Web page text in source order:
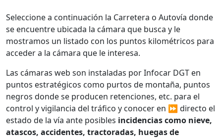
Seleccione a continuación la Carretera o Autovía donde
se encuentre ubicada la cámara que busca y le
mostramos un listado con los puntos kilométricos para
acceder a la cámara que le interesa.
Las cámaras web son instaladas por Infocar DGT en
puntos estratégicos como purtos de montaña, puntos
negros donde se producen retenciones, etc. para el
control y vigilancia del tráfico y conocer en ⏩ directo el
estado de la vía ante posibles incidencias como nieve,
atascos, accidentes, tractoradas, huegas de